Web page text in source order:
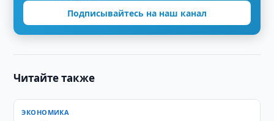
Подписывайтесь на наш канал
Читайте также
ЭКОНОМИКА